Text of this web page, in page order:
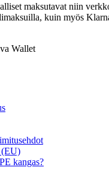
maksutavat niin
kuin myös
Wallet
(EU)
kangas?